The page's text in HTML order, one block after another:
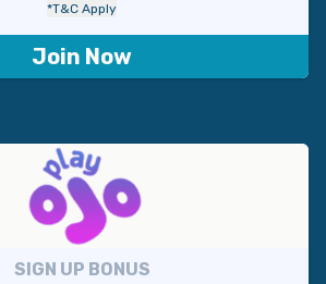
*T&C Apply
Join Now
SIGN UP BONUS